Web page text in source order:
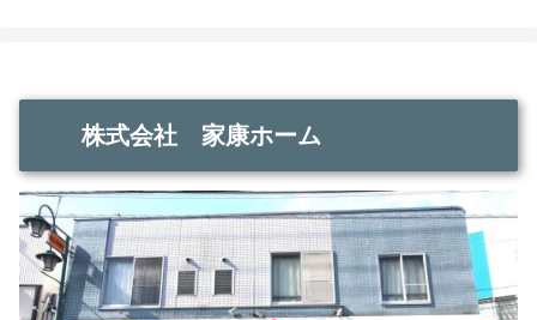
株式会社 家康ホーム